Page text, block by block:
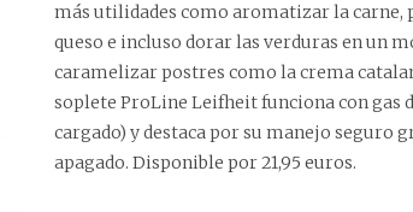
más utilidades como aromatizar la
queso e incluso dorar las verduras en un
caramelizar postres como la crema
soplete ProLine Leifheit funciona con gas
cargado) y destaca por su manejo seguro
apagado. Disponible por 21,95 euros.